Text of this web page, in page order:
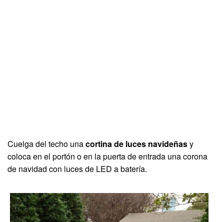
Cuelga del techo unacortina de luces navideñasy
coloca en el portón o en la puerta de entrada una corona
de navidad con luces de LED a batería.